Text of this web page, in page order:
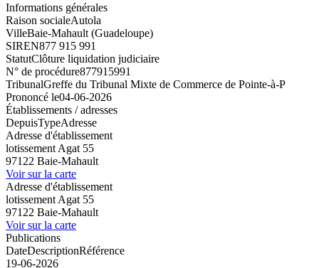
Informations générales
Raison socialeAutola
VilleBaie-Mahault (Guadeloupe)
SIREN877 915 991
StatutClôture liquidation judiciaire
N° de procédure877915991
TribunalGreffe du Tribunal Mixte de Commerce de Pointe-à-P
Prononcé le04-06-2026
Établissements / adresses
DepuisTypeAdresse
Adresse d'établissement
lotissement Agat 55
97122 Baie-Mahault
Voir sur la carte
Adresse d'établissement
lotissement Agat 55
97122 Baie-Mahault
Voir sur la carte
Publications
DateDescriptionRéférence
19-06-2026